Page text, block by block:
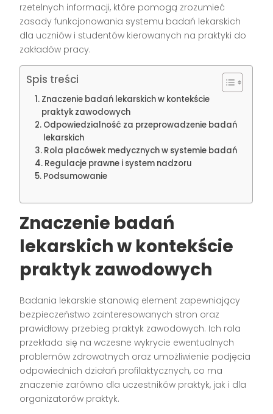
rzetelnych informacji, które pomogą zrozumieć
zasady funkcjonowania systemu badań lekarskich
dla uczniów i studentów kierowanych na praktyki do
zakładów pracy.
Spis treści
Znaczenie badań lekarskich w kontekście
praktyk zawodowych
Odpowiedzialność za przeprowadzenie badań
lekarskich
Rola placówek medycznych w systemie badań
Regulacje prawne i system nadzoru
Podsumowanie
Znaczenie badań
lekarskich w kontekście
praktyk zawodowych
Badania lekarskie stanowią element zapewniający
bezpieczeństwo zainteresowanych stron oraz
prawidłowy przebieg praktyk zawodowych. Ich rola
przekłada się na wczesne wykrycie ewentualnych
problemów zdrowotnych oraz umożliwienie podjęcia
odpowiednich działań profilaktycznych, co ma
znaczenie zarówno dla uczestników praktyk, jak i dla
organizatorów praktyk.